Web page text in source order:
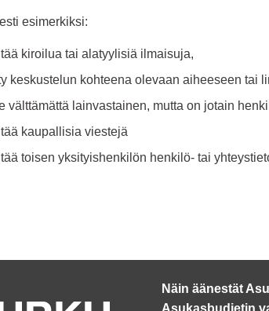
esimerkiksi:
kiroilua tai alatyylisiä ilmaisuja,
keskustelun kohteena olevaan aiheeseen tai
välttämättä lainvastainen, mutta on jotain
kaupallisia viestejä
toisen yksityishenkilön henkilö- tai
Näin äänestät
Asukasbudjetin